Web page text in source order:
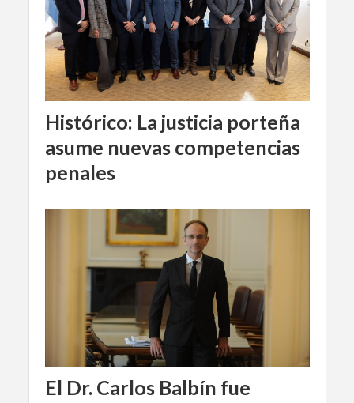
Histórico: La justicia porteña
asume nuevas competencias
penales
El Dr. Carlos Balbín fue